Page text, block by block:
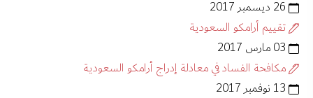
تقييم أرامكو السعودية
مكافحة الفساد في معادلة إدراج أرامكو السعودية